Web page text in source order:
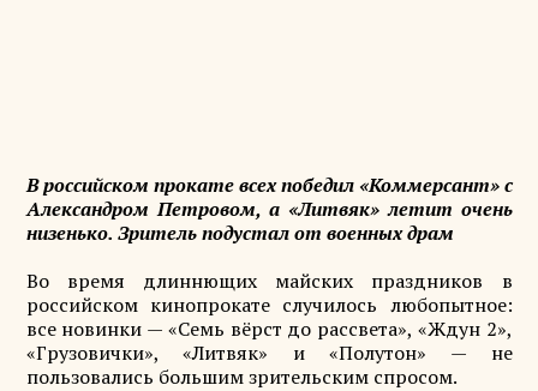
В российском прокате всех победил «Коммерсант» с
Александром Петровом, а «Литвяк» летит очень
низенько. Зритель подустал от военных драм
Во время длиннющих майских праздников в
российском кинопрокате случилось любопытное:
все новинки — «Семь вёрст до рассвета», «Ждун 2»,
«Грузовички», «Литвяк» и «Полутон» — не
пользовались большим зрительским спросом.